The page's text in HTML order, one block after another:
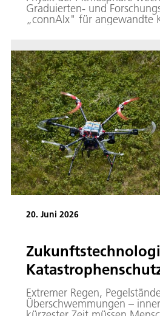
Graduierten- und
„connAIx" für angewandte
20. Juni 2026
Extremer Regen,
Überschwemmungen –